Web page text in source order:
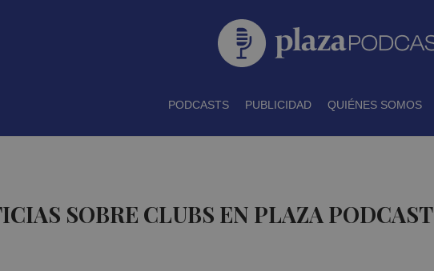
PODCASTS PUBLICIDAD QUIÉNES SOMOS
SOBRE CLUBS EN PLAZA PODCAST